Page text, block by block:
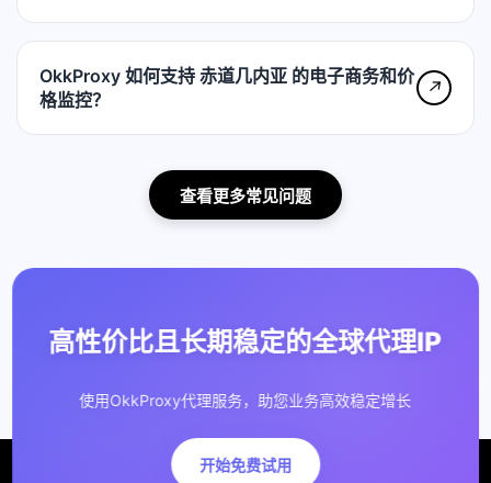
OkkProxy 如何支持 赤道几内亚 的电子商务和价
格监控？
↗
查看更多常见问题
高性价比且长期稳定的全球代理IP
使用OkkProxy代理服务，助您业务高效稳定增长
开始免费试用